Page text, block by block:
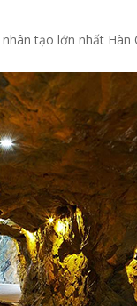
tạo lớn nhất Hàn